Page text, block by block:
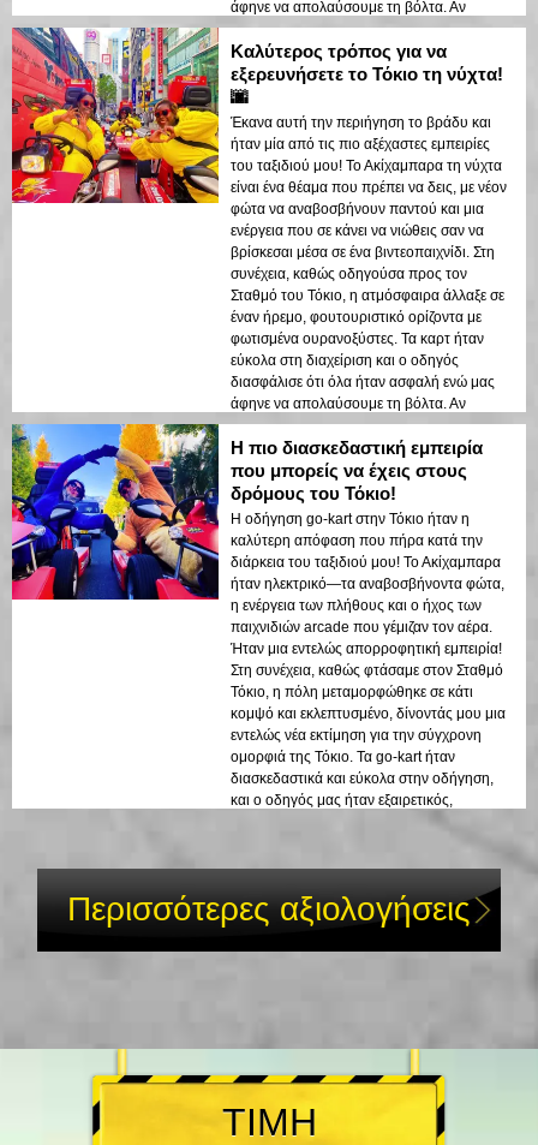
άφηνε να απολαύσουμε τη βόλτα. Αν
βρίσκεστε στο Τόκιο, αυτό είναι απόλυτη
προτεραιότητα!
Καλύτερος τρόπος για να
εξερευνήσετε το Τόκιο τη νύχτα!
🌆
Έκανα αυτή την περιήγηση το βράδυ και
ήταν μία από τις πιο αξέχαστες εμπειρίες
του ταξιδιού μου! Το Ακίχαμπαρα τη νύχτα
είναι ένα θέαμα που πρέπει να δεις, με νέον
φώτα να αναβοσβήνουν παντού και μια
ενέργεια που σε κάνει να νιώθεις σαν να
βρίσκεσαι μέσα σε ένα βιντεοπαιχνίδι. Στη
συνέχεια, καθώς οδηγούσα προς τον
Σταθμό του Τόκιο, η ατμόσφαιρα άλλαξε σε
έναν ήρεμο, φουτουριστικό ορίζοντα με
φωτισμένα ουρανοξύστες. Τα καρτ ήταν
εύκολα στη διαχείριση και ο οδηγός
διασφάλισε ότι όλα ήταν ασφαλή ενώ μας
άφηνε να απολαύσουμε τη βόλτα. Αν
βρίσκεστε στο Τόκιο, αυτό είναι απόλυτη
προτεραιότητα!
Η πιο διασκεδαστική εμπειρία
που μπορείς να έχεις στους
δρόμους του Τόκιο!
Η οδήγηση go-kart στην Τόκιο ήταν η
καλύτερη απόφαση που πήρα κατά την
διάρκεια του ταξιδιού μου! Το Ακίχαμπαρα
ήταν ηλεκτρικό—τα αναβοσβήνοντα φώτα,
η ενέργεια των πλήθους και ο ήχος των
παιχνιδιών arcade που γέμιζαν τον αέρα.
Ήταν μια εντελώς απορροφητική εμπειρία!
Στη συνέχεια, καθώς φτάσαμε στον Σταθμό
Τόκιο, η πόλη μεταμορφώθηκε σε κάτι
κομψό και εκλεπτυσμένο, δίνοντάς μου μια
εντελώς νέα εκτίμηση για την σύγχρονη
ομορφιά της Τόκιο. Τα go-kart ήταν
διασκεδαστικά και εύκολα στην οδήγηση,
και ο οδηγός μας ήταν εξαιρετικός,
ένα από τα καλύτερα σημεία της παραμονής
Περισσότερες αξιολογήσεις
ΤΙΜΗ